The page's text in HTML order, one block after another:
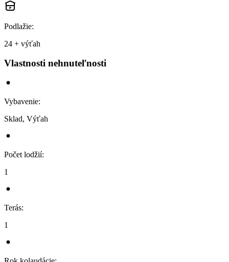
Podlažie:
24 + výťah
Vlastnosti nehnuteľnosti
Vybavenie:
Sklad, Výťah
Počet lodžií:
1
Terás:
1